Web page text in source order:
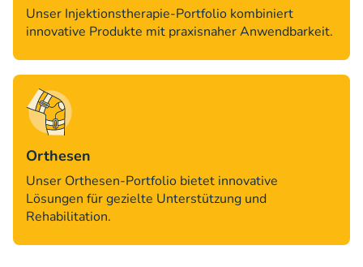
Unser Injektionstherapie-Portfolio kombiniert
innovative Produkte mit praxisnaher Anwendbarkeit.
Orthesen
Unser Orthesen-Portfolio bietet innovative
Lösungen für gezielte Unterstützung und
Rehabilitation.